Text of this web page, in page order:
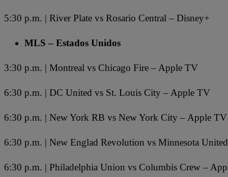
5:30 p.m. | River Plate vs Rosario Central – Disney+
MLS – Estados Unidos
3:30 p.m. | Montreal vs Chicago Fire – Apple TV
6:30 p.m. | DC United vs St. Louis City – Apple TV
6:30 p.m. | New York RB vs New York City – Apple TV
6:30 p.m. | New Englad Revolution vs Minnesota
6:30 p.m. | Philadelphia Union vs Columbis Crew –